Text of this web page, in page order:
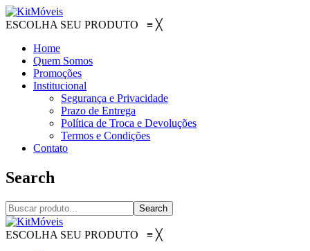
ESCOLHA SEU PRODUTO ≡ ╳
Home
Quem Somos
Promoções
Institucional
Segurança e Privacidade
Prazo de Entrega
Política de Troca e Devoluções
Termos e Condições
Contato
Search
Search
ESCOLHA SEU PRODUTO ≡ ╳